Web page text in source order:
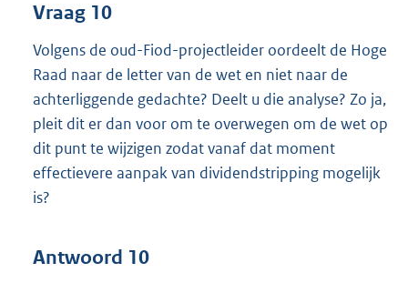
Vraag 10
Volgens de oud-Fiod-projectleider oordeelt de Hoge
Raad naar de letter van de wet en niet naar de
achterliggende gedachte? Deelt u die analyse? Zo ja,
pleit dit er dan voor om te overwegen om de wet op
dit punt te wijzigen zodat vanaf dat moment
effectievere aanpak van dividendstripping mogelijk
is?
Antwoord 10